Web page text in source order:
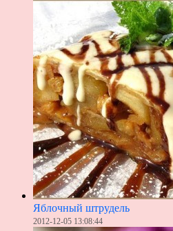
Яблочный штрудель
2012-12-05 13:08:44